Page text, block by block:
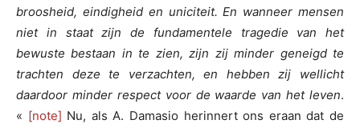
broosheid, eindigheid en uniciteit. En wanneer mensen
niet in staat zijn de fundamentele tragedie van het
bewuste bestaan in te zien, zijn zij minder geneigd te
trachten deze te verzachten, en hebben zij wellicht
daardoor minder respect voor de waarde van het leven.
« [note] Nu, als A. Damasio herinnert ons eraan dat de